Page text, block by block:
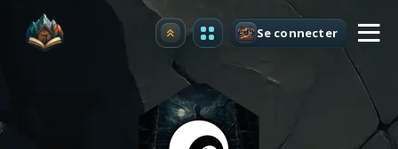
Premium Se connecter